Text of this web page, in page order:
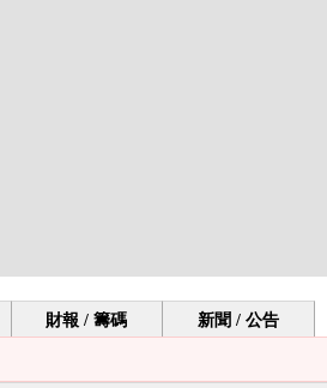
財報 / 籌碼 新聞 / 公告